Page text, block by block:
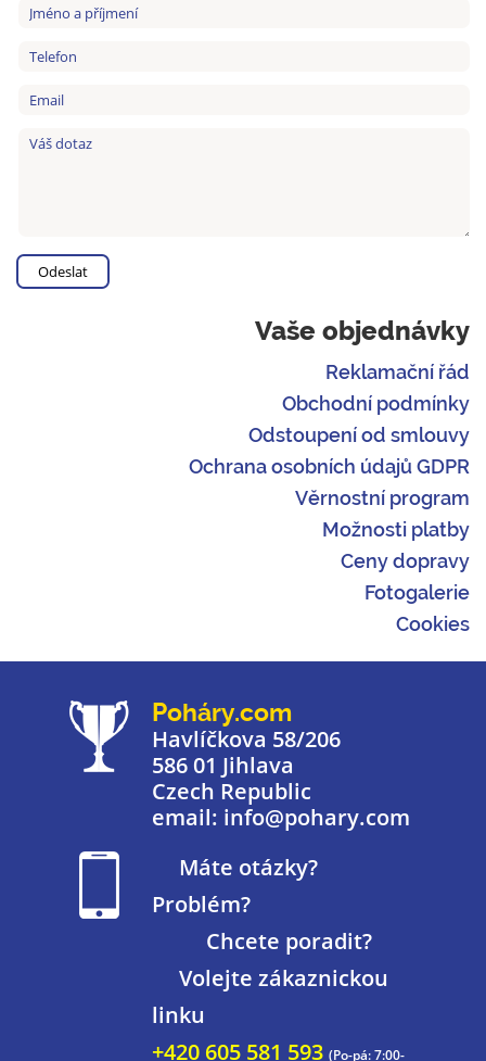
Vaše objednávky
Reklamační řád
Obchodní podmínky
Odstoupení od smlouvy
Ochrana osobních údajů GDPR
Věrnostní program
Možnosti platby
Ceny dopravy
Fotogalerie
Cookies
Poháry.com
Havlíčkova 58/206
586 01 Jihlava
Czech Republic
email: info@pohary.com
Máte otázky?
Problém?
Chcete poradit?
Volejte zákaznickou
linku
+420 605 581 593 (Po-pá: 7:00-